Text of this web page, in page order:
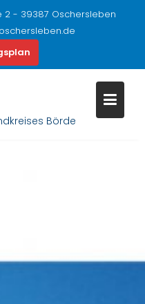
2 - 39387 Oschersleben
Börde